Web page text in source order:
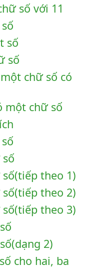
số với 11
số
số
chữ số có
một chữ số
số
theo 1)
theo 2)
theo 3)
2)
cho hai, ba